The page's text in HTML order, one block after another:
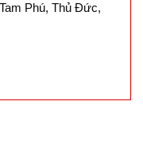
Phú, Thủ Đức,